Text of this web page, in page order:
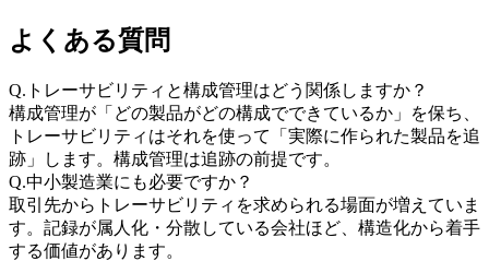
よくある質問
Q. トレーサビリティと構成管理はどう関係しますか？
構成管理が「どの製品がどの構成でできているか」を保ち、
トレーサビリティはそれを使って「実際に作られた製品を追
跡」します。構成管理は追跡の前提です。
Q.中小製造業にも必要ですか？
取引先からトレーサビリティを求められる場面が増えていま
す。記録が属人化・分散している会社ほど、構造化から着手
する価値があります。